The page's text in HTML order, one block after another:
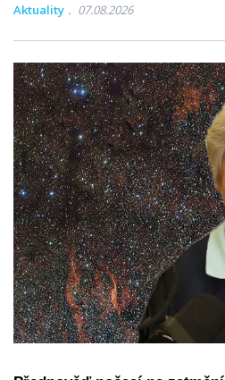
Aktuality 07.08.2026